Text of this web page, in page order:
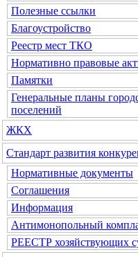
Полезные ссылки
Благоустройство
Реестр мест ТКО
Нормативно правовые
Памятки
Генеральные планы
поселений
ЖКХ
Стандарт развития
Нормативные документы
Соглашения
Информация
Антимонопольный
РЕЕСТР хозяйствующих